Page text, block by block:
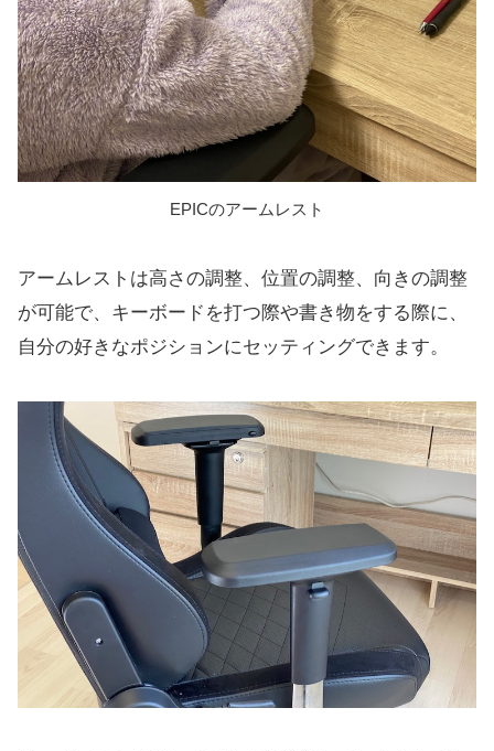
EPICのアームレスト
アームレストは高さの調整、位置の調整、向きの調整
が可能で、キーボードを打つ際や書き物をする際に、
自分の好きなポジションにセッティングできます。